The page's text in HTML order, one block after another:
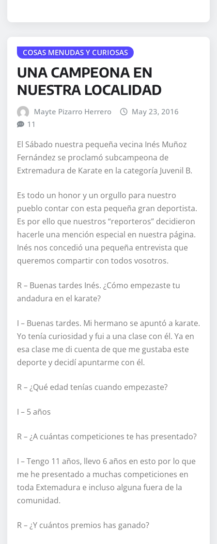
COSAS MENUDAS Y CURIOSAS
UNA CAMPEONA EN
NUESTRA LOCALIDAD
Mayte Pizarro Herrero
May 23, 2016
11
El Sábado nuestra pequeña vecina Inés Muñoz
Fernández se proclamó subcampeona de
Extremadura de Karate en la categoría Juvenil B.
Es todo un honor y un orgullo para nuestro
pueblo contar con esta pequeña gran deportista.
Es por ello que nuestros “reporteros” decidieron
hacerle una mención especial en nuestra página.
Inés nos concedió una pequeña entrevista que
queremos compartir con todos vosotros.
R – Buenas tardes Inés. ¿Cómo empezaste tu
andadura en el karate?
I – Buenas tardes. Mi hermano se apuntó a karate.
Yo tenía curiosidad y fui a una clase con él. Ya en
esa clase me di cuenta de que me gustaba este
deporte y decidí apuntarme con él.
R – ¿Qué edad tenías cuando empezaste?
I – 5 años
R – ¿A cuántas competiciones te has presentado?
I – Tengo 11 años, llevo 6 años en esto por lo que
me he presentado a muchas competiciones en
toda Extemadura e incluso alguna fuera de la
comunidad.
R – ¿Y cuántos premios has ganado?